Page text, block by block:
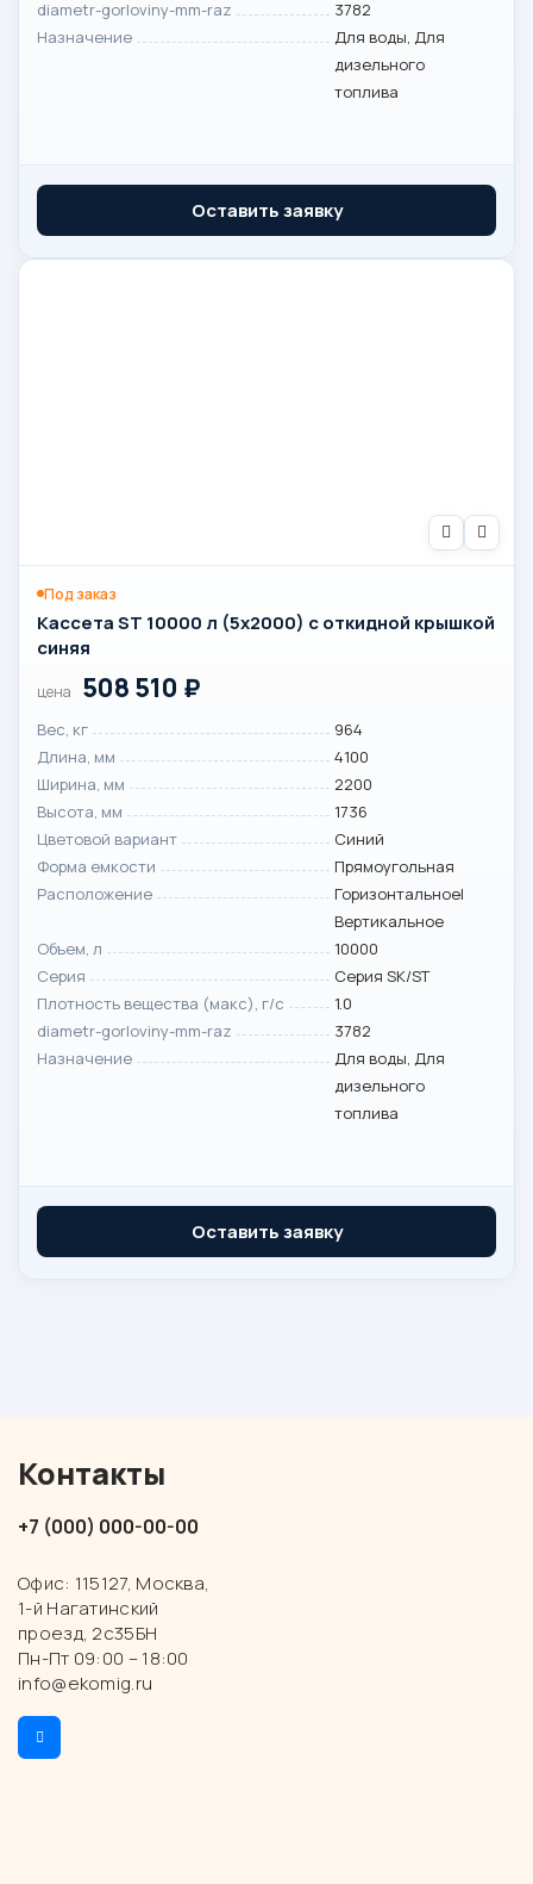
diametr-gorloviny-mm-raz
3782
Назначение
Для воды, Для
дизельного
топлива
Оставить заявку
Под заказ
Кассета ST 10000 л (5х2000) с откидной крышкой
синяя
цена 508 510 ₽
Вес, кг
964
Длина, мм
4100
Ширина, мм
2200
Высота, мм
1736
Цветовой вариант
Синий
Форма емкости
Прямоугольная
Расположение
Горизонтальное|
Вертикальное
Объем, л
10000
Серия
Серия SK/ST
Плотность вещества (макс), г/с
1.0
diametr-gorloviny-mm-raz
3782
Назначение
Для воды, Для
дизельного
топлива
Оставить заявку
Контакты
+7 (000) 000-00-00
Офис: 115127, Москва,
1-й Нагатинский
проезд, 2с35БН
Пн-Пт 09:00 – 18:00
info@ekomig.ru